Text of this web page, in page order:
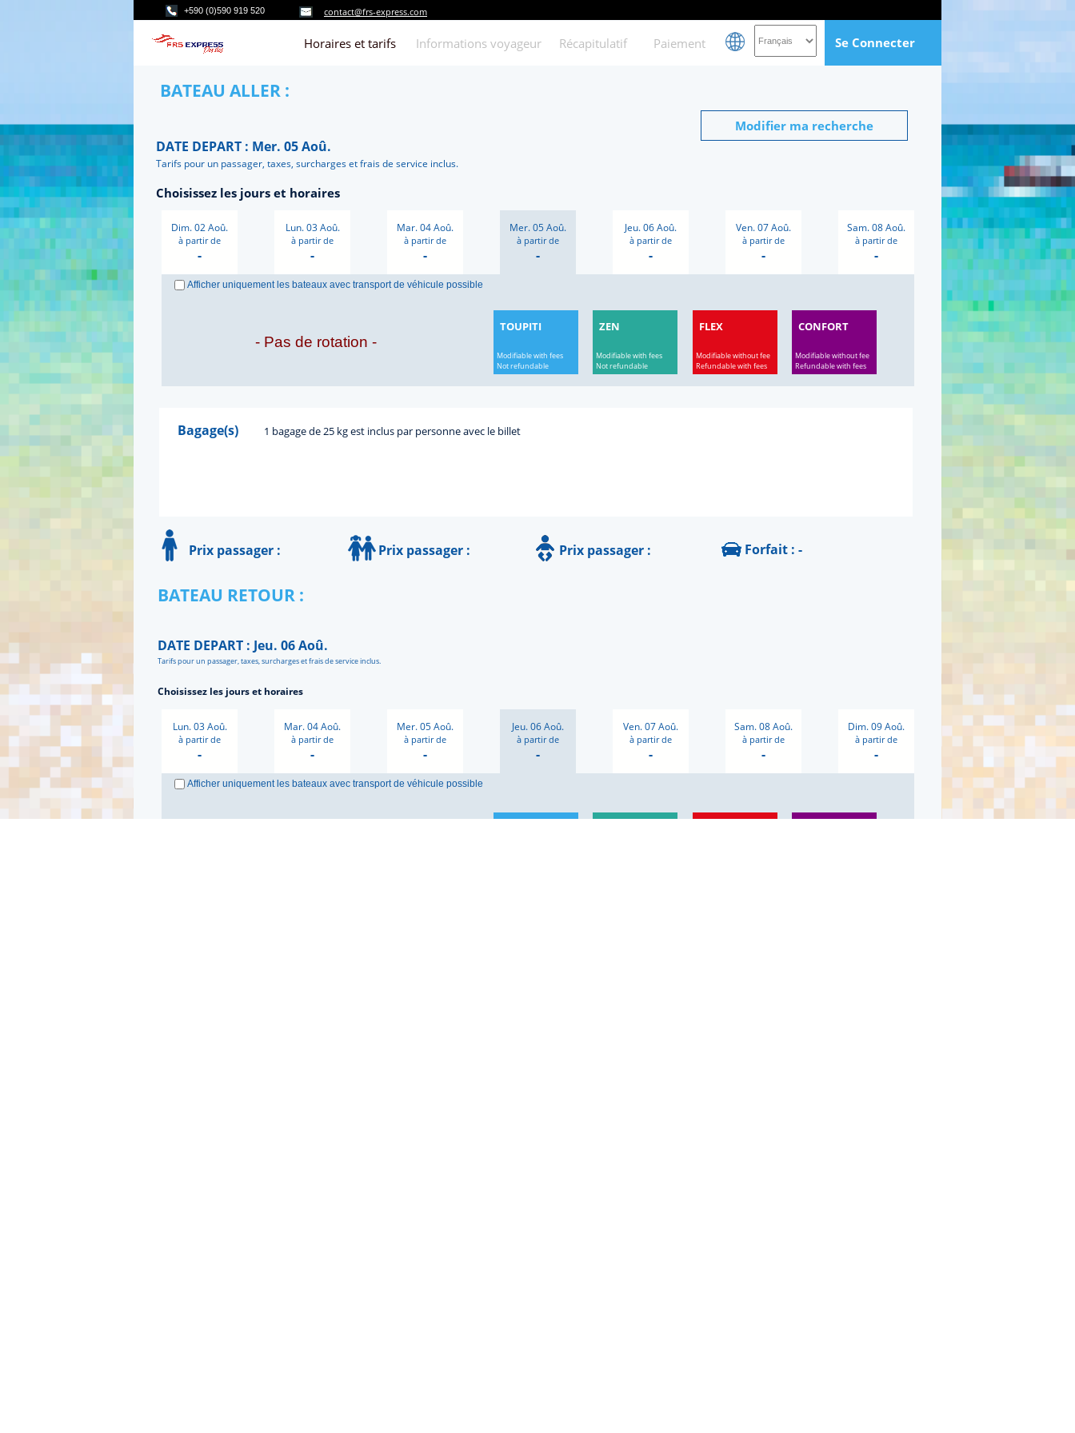
Horaires et tarifs Informations voyageur Récapitulatif Paiement Se Connecter
DATE DEPART : Mer. 05 Aoû.
Modifier ma recherche
Tarifs pour un passager, taxes, surcharges et frais de service inclus.
Choisissez les jours et horaires
Dim. 02 Aoû.
à partir de
-
Lun. 03 Aoû.
à partir de
-
Mar. 04 Aoû.
à partir de
-
Mer. 05 Aoû.
à partir de
-
Jeu. 06 Aoû.
à partir de
-
Ven. 07 Aoû.
à partir de
-
Sam. 08 Aoû.
à partir de
-
Afficher uniquement les bateaux avec transport de véhicule possible
- Pas de rotation -
TOUPITI
Modifiable with fees
Not refundable
ZEN
Modifiable with fees
Not refundable
FLEX
Modifiable without fee
Refundable with fees
CONFORT
Modifiable without fee
Refundable with fees
Bagage(s) 1 bagage de 25 kg est inclus par personne avec le billet
Prix passager : Prix passager : Prix passager : Forfait : -
BATEAU RETOUR :
DATE DEPART : Jeu. 06 Aoû.
Tarifs pour un passager, taxes, surcharges et frais de service inclus.
Choisissez les jours et horaires
Lun. 03 Aoû.
à partir de
-
Mar. 04 Aoû.
à partir de
-
Mer. 05 Aoû.
à partir de
-
Jeu. 06 Aoû.
à partir de
-
Ven. 07 Aoû.
à partir de
-
Sam. 08 Aoû.
à partir de
-
Dim. 09 Aoû.
à partir de
-
Afficher uniquement les bateaux avec transport de véhicule possible
BATEAU ALLER :
+590 (0)590 919 520 contact@frs-express.com